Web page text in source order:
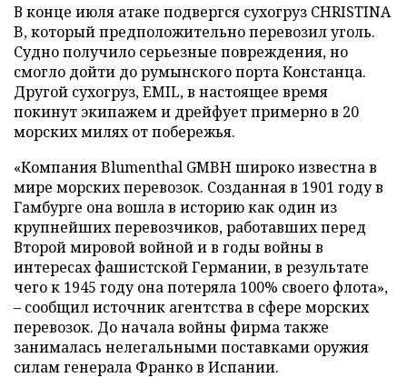
В конце июля атаке подвергся сухогруз CHRISTINA
B, который предположительно перевозил уголь.
Судно получило серьезные повреждения, но
смогло дойти до румынского порта Констанца.
Другой сухогруз, EMIL, в настоящее время
покинут экипажем и дрейфует примерно в 20
морских милях от побережья.
«Компания Blumenthal GMBH широко известна в
мире морских перевозок. Созданная в 1901 году в
Гамбурге она вошла в историю как один из
крупнейших перевозчиков, работавших перед
Второй мировой войной и в годы войны в
интересах фашистской Германии, в результате
чего к 1945 году она потеряла 100% своего флота»,
– сообщил источник агентства в сфере морских
перевозок. До начала войны фирма также
занималась нелегальными поставками оружия
силам генерала Франко в Испании.